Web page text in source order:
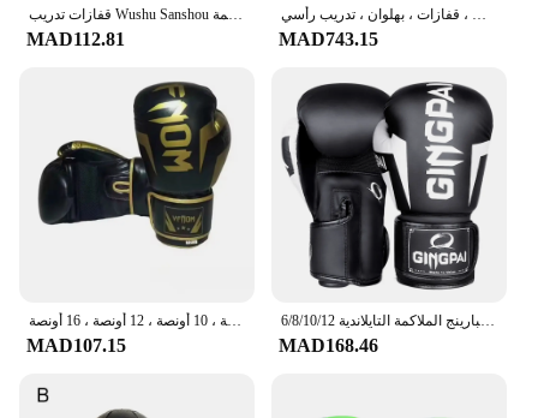
قفازات تدريب Wushu Sanshou للأطفال والكبار ، حماة اليد ، رياضة القتال ، اللياقة البدنية ، التايكوندو ، الملاكمة
MAD112.81
لكمة ملاكمة عمودية قابلة للتعديل ، حقيبة ملاكمة للأطفال ، قفازات ، بهلوان ، تدريب رأسي
MAD743.15
قفازات بو للملاكمة المهنية للأطفال والكبار ، تنفس ، ساندا ، الملاكمة التايلاندية ، القتال ، التايكوندو ، قفازات اللكم ، 6 أونصة ، 8 أونصة ، 10 أونصة ، 12 أونصة ، 16 أونصة
MAD107.15
6/8/10/12 أوقية للأطفال والنساء/الرجال قفازات الملاكمة ساندا سبارينج الملاكمة التايلاندية MMA الكاراتيه لكمة التدريب قفازات كيك بوكسينغ Boxe De Luva DEO
MAD168.46